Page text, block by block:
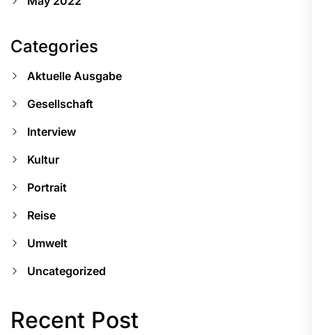
Categories
Aktuelle Ausgabe
Gesellschaft
Interview
Kultur
Portrait
Reise
Umwelt
Uncategorized
Recent Post